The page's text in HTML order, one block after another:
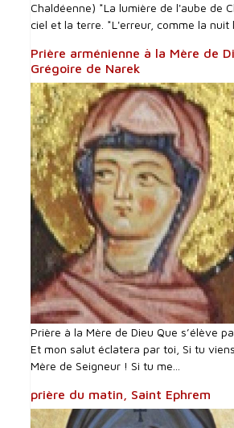
Chaldéenne) *La lumière de l'aube de
ciel et la terre. *L'erreur, comme la nuit
Prière arménienne à la Mère de
Grégoire de Narek
Prière à la Mère de Dieu Que s’élève
Et mon salut éclatera par toi, Si tu
Mère de Seigneur ! Si tu me...
prière du matin, Saint Ephrem